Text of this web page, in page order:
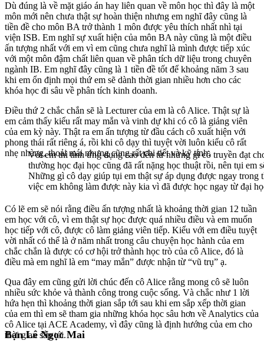
Dù đúng là về mặt giáo án hay liên quan về môn học thì đây là một
môn mới nên chưa thật sự hoàn thiện nhưng em nghĩ đây cũng là
tiền đề cho môn BA trở thành 1 môn được yêu thích nhất nhì tại
viện ISB. Em nghĩ sự xuất hiện của môn BA này cũng là một điều
ấn tượng nhất với em vì em cũng chưa nghĩ là mình được tiếp xúc
với một môn đậm chất liên quan về phân tích dữ liệu trong chuyên
ngành IB. Em nghĩ đây cũng là 1 tiền đề tốt để khoảng năm 3 sau
khi em ổn định mọi thứ em sẽ dành thời gian nhiều hơn cho các
khóa học đi sâu về phân tích kinh doanh.
Điều thứ 2 chắc chắn sẽ là Lecturer của em là cô Alice. Thật sự là
em cảm thấy kiểu rất may mắn và vinh dự khi có cô là giảng viên
của em kỳ này. Thật ra em ấn tượng từ đầu cách cô xuất hiện với
phong thái rất riêng á, rồi khi cô dạy thì tuyệt vời luôn kiểu cô rất
nhẹ nhàng, thoải mái nhưng cũng rất chi tiết và kỹ tính.
Với em thì tính ứng dụng cao đến từ những gì cô truyền đạt
thường học đại học cũng đã rất nặng học thuật rồi, nên tụi em
Những gì cô dạy giúp tụi em thật sự áp dụng được ngay trong
việc em không làm được này kia vì đã được học ngay từ đại
Có lẽ em sẽ nói rằng điều ấn tượng nhất là khoảng thời gian 12 tuần
em học với cô, vì em thật sự học được quá nhiều điều và em muốn
học tiếp với cô, được cô làm giảng viên tiếp. Kiểu với em điều tuyệt
vời nhất có thể là ở năm nhất trong câu chuyện học hành của em
chắc chắn là được có cơ hội trở thành học trò của cô Alice, đó là
điều mà em nghĩ là em “may mắn” được nhận từ “vũ trụ” ạ.
Qua đây em cũng gửi lời chúc đến cô Alice rằng mong cô sẽ luôn
nhiều sức khỏe và thành công trong cuộc sống. Và chắc như 1 lời
hứa hẹn thì khoảng thời gian sắp tới sau khi em sắp xếp thời gian
của em thì em sẽ tham gia những khóa học sâu hơn về Analytics của
cô Alice tại ACE Academy, vì đây cũng là định hướng của em cho
thời gian sắp tới.
Bạn Lê Ngọc Mai